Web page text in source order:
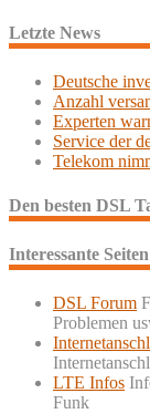
Letzte News
Deutsche
Anzahl
Experten
Service der
Telekom
Den besten DSL
Interessante Seiten
DSL Forum
Problemen
LTE Infos
Funk